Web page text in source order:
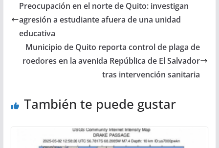
Preocupación en el norte de Quito: investigan
agresión a estudiante afuera de una unidad
educativa
Municipio de Quito reporta control de plaga de
roedores en la avenida República de El Salvador
tras intervención sanitaria
También te puede gustar